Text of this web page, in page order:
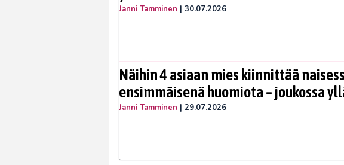
Janni Tamminen | 30.07.2026
Näihin 4 asiaan mies kiinnittää
ensimmäisenä huomiota – joukossa
Janni Tamminen | 29.07.2026